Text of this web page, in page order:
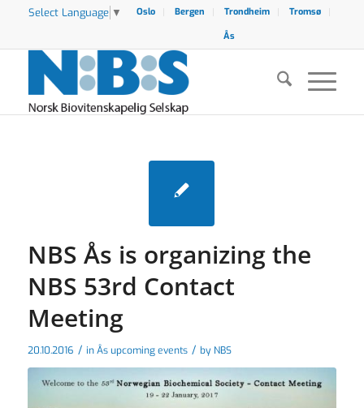
Select Language ▼ Oslo Bergen Trondheim
Tromsø
Ås
NBS Ås is organizing the
NBS 53rd Contact
Meeting
20.10.2016 / inÅs upcoming events / by NBS